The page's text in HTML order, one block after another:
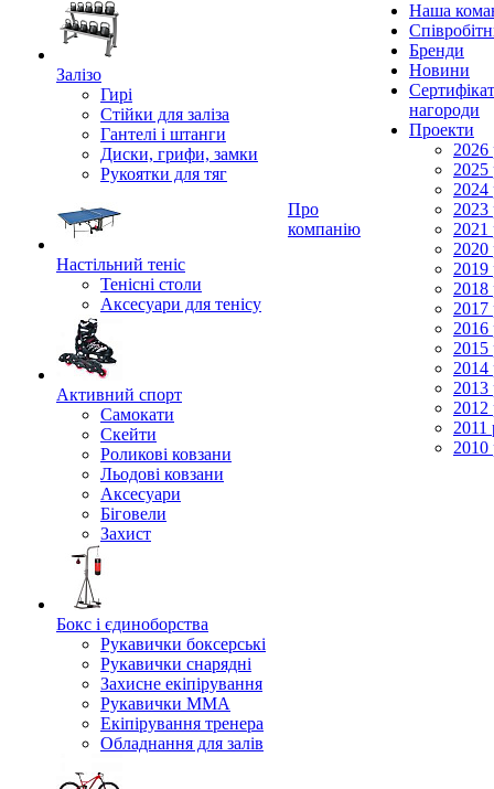
Залізо
Гирі
Стійки для заліза
Гантелі і штанги
Диски, грифи, замки
Рукоятки для тяг
Настільний теніс
Тенісні столи
Аксесуари для тенісу
Активний спорт
Самокати
Скейти
Роликові ковзани
Льодові ковзани
Аксесуари
Біговели
Захист
Бокс і єдиноборства
Рукавички боксерські
Рукавички снарядні
Захисне екіпірування
Рукавички ММА
Екіпірування тренера
Обладнання для залів
Про
компанію
Наша
Бренди
Новини
нагороди
Проекти
2026
2025
2024
2023
2021
2020
2019
2018
2017
2016
2015
2014
2013
2012
2011
2010